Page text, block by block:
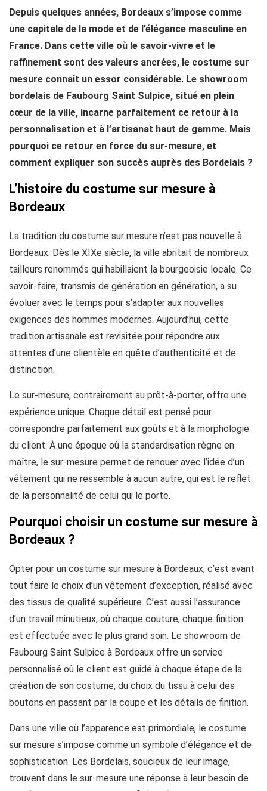
Depuis quelques années, Bordeaux s’impose comme
une capitale de la mode et de l’élégance masculine en
France. Dans cette ville où le savoir-vivre et le
raffinement sont des valeurs ancrées, le costume sur
mesure connaît un essor considérable. Le showroom
bordelais de Faubourg Saint Sulpice, situé en plein
cœur de la ville, incarne parfaitement ce retour à la
personnalisation et à l’artisanat haut de gamme. Mais
pourquoi ce retour en force du sur-mesure, et
comment expliquer son succès auprès des Bordelais ?
L’histoire du costume sur mesure à
Bordeaux
La tradition du costume sur mesure n’est pas nouvelle à
Bordeaux. Dès le XIXe siècle, la ville abritait de nombreux
tailleurs renommés qui habillaient la bourgeoisie locale. Ce
savoir-faire, transmis de génération en génération, a su
évoluer avec le temps pour s’adapter aux nouvelles
exigences des hommes modernes. Aujourd’hui, cette
tradition artisanale est revisitée pour répondre aux
attentes d’une clientèle en quête d’authenticité et de
distinction.
Le sur-mesure, contrairement au prêt-à-porter, offre une
expérience unique. Chaque détail est pensé pour
correspondre parfaitement aux goûts et à la morphologie
du client. À une époque où la standardisation règne en
maître, le sur-mesure permet de renouer avec l’idée d’un
vêtement qui ne ressemble à aucun autre, qui est le reflet
de la personnalité de celui qui le porte.
Pourquoi choisir un costume sur mesure à
Bordeaux ?
Opter pour un costume sur mesure à Bordeaux, c’est avant
tout faire le choix d’un vêtement d’exception, réalisé avec
des tissus de qualité supérieure. C’est aussi l’assurance
d’un travail minutieux, où chaque couture, chaque finition
est effectuée avec le plus grand soin. Le showroom de
Faubourg Saint Sulpice à Bordeaux offre un service
personnalisé où le client est guidé à chaque étape de la
création de son costume, du choix du tissu à celui des
boutons en passant par la coupe et les détails de finition.
Dans une ville où l’apparence est primordiale, le costume
sur mesure s’impose comme un symbole d’élégance et de
sophistication. Les Bordelais, soucieux de leur image,
trouvent dans le sur-mesure une réponse à leur besoin de